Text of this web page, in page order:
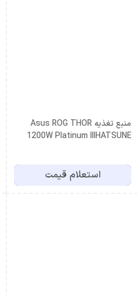
منبع تغذیه Asus ROG THOR
1200W Platinum IIIHATSUNE
استعلام قیمت